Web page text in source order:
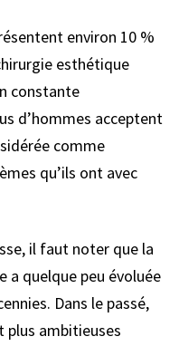
environ 10 %
esthétique
constante
d’hommes acceptent
comme
qu’ils ont avec
il faut noter que la
a quelque peu évoluée
Dans le passé,
plus ambitieuses